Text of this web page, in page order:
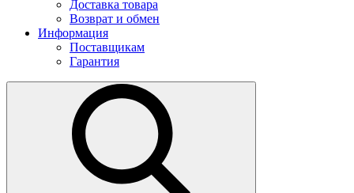
Доставка товара
Возврат и обмен
Информация
Поставщикам
Гарантия